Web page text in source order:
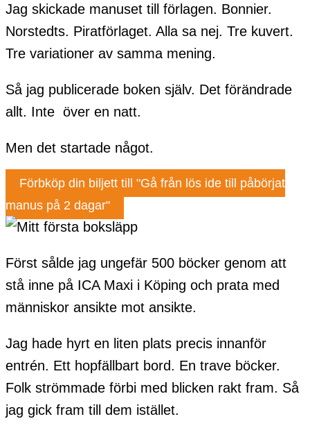
Jag skickade manuset till förlagen. Bonnier.
Norstedts. Piratförlaget. Alla sa nej. Tre kuvert.
Tre variationer av samma mening.
Så jag publicerade boken själv. Det förändrade
allt. Inte över en natt.
Men det startade något.
Förbköp din biljett till "Gå från lös ide till påbörjat
manus på 2 dagar"
Först sålde jag ungefär 500 böcker genom att
stå inne på ICA Maxi i Köping och prata med
människor ansikte mot ansikte.
Jag hade hyrt en liten plats precis innanför
entrén. Ett hopfällbart bord. En trave böcker.
Folk strömmade förbi med blicken rakt fram. Så
jag gick fram till dem istället.